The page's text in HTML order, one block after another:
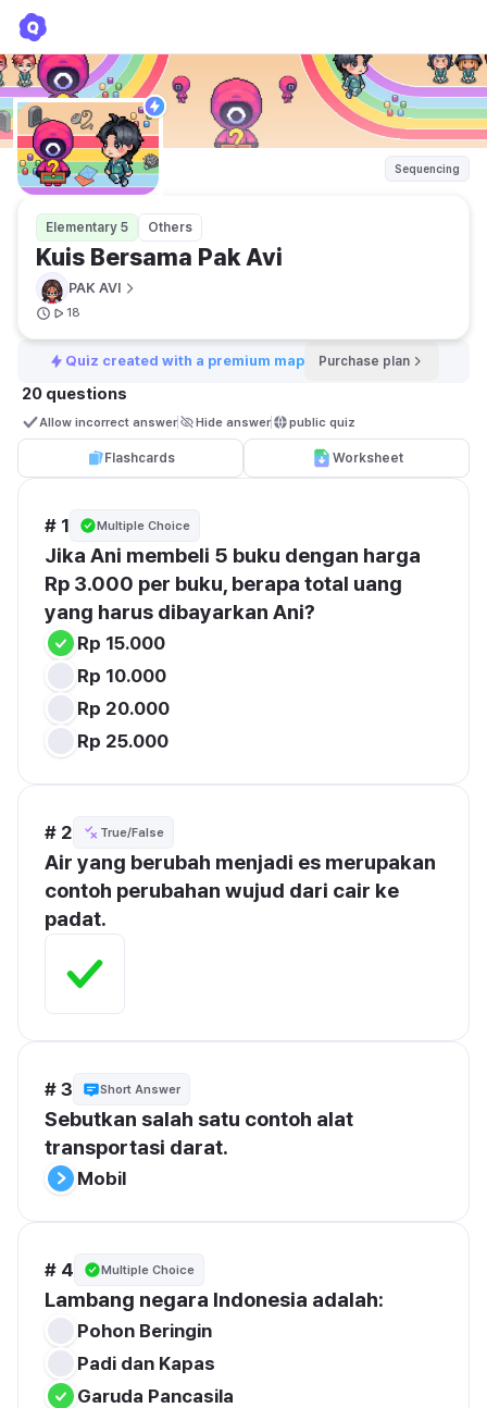
Sequencing
Elementary 5 Others
Kuis Bersama Pak Avi
PAK AVI
18
Quiz created with a premium map Purchase plan
20 questions
Allow incorrect answer Hide answer public quiz
Flashcards Worksheet
# 1 Multiple Choice
Jika Ani membeli 5 buku dengan harga
Rp 3.000 per buku, berapa total uang
yang harus dibayarkan Ani?
Rp 15.000
Rp 10.000
Rp 20.000
Rp 25.000
# 2 True/False
Air yang berubah menjadi es merupakan
contoh perubahan wujud dari cair ke
padat.
# 3 Short Answer
Sebutkan salah satu contoh alat
transportasi darat.
Mobil
# 4 Multiple Choice
Lambang negara Indonesia adalah:
Pohon Beringin
Padi dan Kapas
Garuda Pancasila